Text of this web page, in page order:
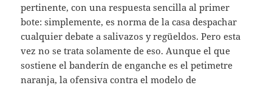
pertinente, con una respuesta sencilla al primer
bote: simplemente, es norma de la casa despachar
cualquier debate a salivazos y regüeldos. Pero esta
vez no se trata solamente de eso. Aunque el que
sostiene el banderín de enganche es el petimetre
naranja, la ofensiva contra el modelo de